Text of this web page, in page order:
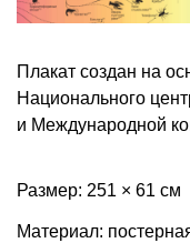
Плакат создан на
Национального
и Международной
Размер: 251 × 61 см
Материал: